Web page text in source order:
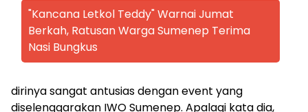
"Kancana Letkol Teddy" Warnai Jumat
Berkah, Ratusan Warga Sumenep Terima
Nasi Bungkus
dirinya sangat antusias dengan event yang
diselenggarakan IWO Sumenep. Apalagi kata dia,